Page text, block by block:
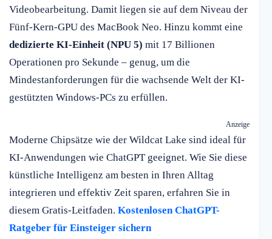
Videobearbeitung. Damit liegen sie auf dem Niveau der
Fünf-Kern-GPU des MacBook Neo. Hinzu kommt eine
dedizierte KI-Einheit (NPU 5) mit 17 Billionen
Operationen pro Sekunde – genug, um die
Mindestanforderungen für die wachsende Welt der KI-
gestützten Windows-PCs zu erfüllen.
Anzeige
Moderne Chipsätze wie der Wildcat Lake sind ideal für
KI-Anwendungen wie ChatGPT geeignet. Wie Sie diese
künstliche Intelligenz am besten in Ihren Alltag
integrieren und effektiv Zeit sparen, erfahren Sie in
diesem Gratis-Leitfaden. Kostenlosen ChatGPT-
Ratgeber für Einsteiger sichern